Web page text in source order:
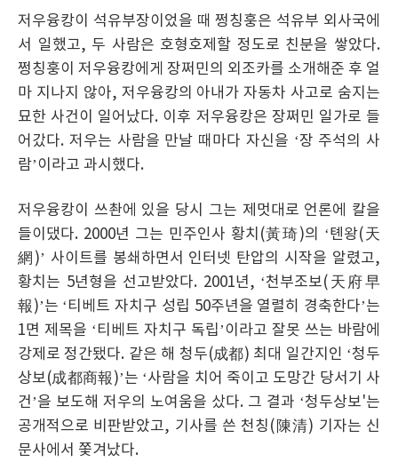
저우융캉이 석유부장이었을 때 쩡칭훙은 석유부 외사국에
서 일했고, 두 사람은 호형호제할 정도로 친분을 쌓았다.
쩡칭훙이 저우융캉에게 장쩌민의 외조카를 소개해준 후 얼
마 지나지 않아, 저우융캉의 아내가 자동차 사고로 숨지는
묘한 사건이 일어났다. 이후 저우융캉은 장쩌민 일가로 들
어갔다. 저우는 사람을 만날 때마다 자신을 ‘장 주석의 사
람’이라고 과시했다.
저우융캉이 쓰촨에 있을 당시 그는 제멋대로 언론에 칼을
들이댔다. 2000년 그는 민주인사 황치(黃琦)의 ‘톈왕(天
網)’ 사이트를 봉쇄하면서 인터넷 탄압의 시작을 알렸고,
황치는 5년형을 선고받았다. 2001년, ‘천부조보(天府早
報)’는 ‘티베트 자치구 성립 50주년을 열렬히 경축한다’는
1면 제목을 ‘티베트 자치구 독립’이라고 잘못 쓰는 바람에
강제로 정간됐다. 같은 해 청두(成都) 최대 일간지인 ‘청두
상보(成都商報)’는 ‘사람을 치어 죽이고 도망간 당서기 사
건’을 보도해 저우의 노여움을 샀다. 그 결과 ‘청두상보'는
공개적으로 비판받았고, 기사를 쓴 천칭(陳清) 기자는 신
문사에서 쫓겨났다.